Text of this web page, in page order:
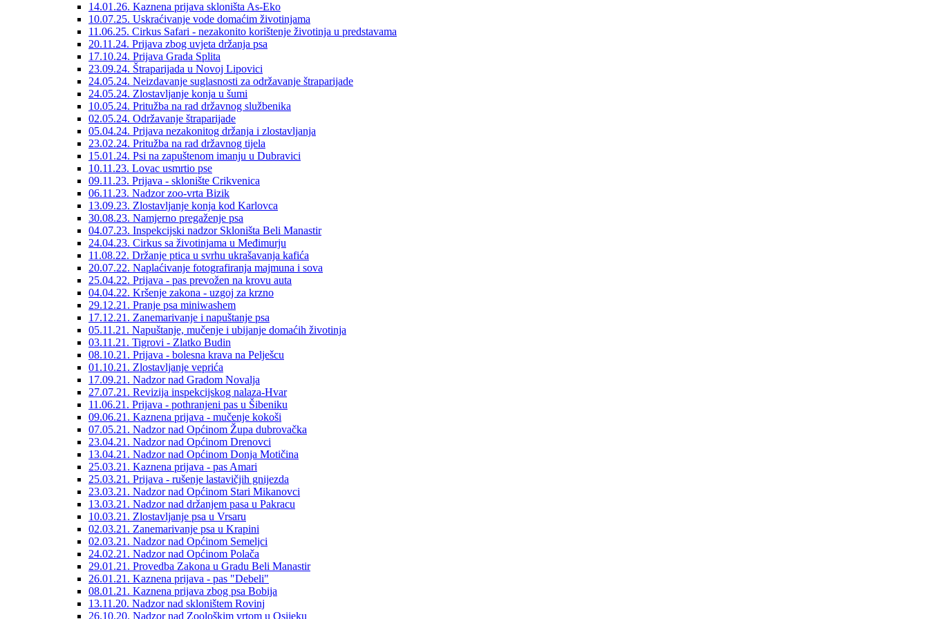
14.01.26. Kaznena prijava skloništa As-Eko
10.07.25. Uskraćivanje vode domaćim životinjama
11.06.25. Cirkus Safari - nezakonito korištenje životinja u predstavama
20.11.24. Prijava zbog uvjeta držanja psa
17.10.24. Prijava Grada Splita
23.09.24. Štraparijada u Novoj Lipovici
24.05.24. Neizdavanje suglasnosti za održavanje štraparijade
24.05.24. Zlostavljanje konja u šumi
10.05.24. Pritužba na rad državnog službenika
02.05.24. Održavanje štraparijade
05.04.24. Prijava nezakonitog držanja i zlostavljanja
23.02.24. Pritužba na rad državnog tijela
15.01.24. Psi na zapuštenom imanju u Dubravici
10.11.23. Lovac usmrtio pse
09.11.23. Prijava - sklonište Crikvenica
06.11.23. Nadzor zoo-vrta Bizik
13.09.23. Zlostavljanje konja kod Karlovca
30.08.23. Namjerno pregaženje psa
04.07.23. Inspekcijski nadzor Skloništa Beli Manastir
24.04.23. Cirkus sa životinjama u Međimurju
11.08.22. Držanje ptica u svrhu ukrašavanja kafića
20.07.22. Naplaćivanje fotografiranja majmuna i sova
25.04.22. Prijava - pas prevožen na krovu auta
04.04.22. Kršenje zakona - uzgoj za krzno
29.12.21. Pranje psa miniwashem
17.12.21. Zanemarivanje i napuštanje psa
05.11.21. Napuštanje, mučenje i ubijanje domaćih životinja
03.11.21. Tigrovi - Zlatko Budin
08.10.21. Prijava - bolesna krava na Pelješcu
01.10.21. Zlostavljanje veprića
17.09.21. Nadzor nad Gradom Novalja
27.07.21. Revizija inspekcijskog nalaza-Hvar
11.06.21. Prijava - pothranjeni pas u Šibeniku
09.06.21. Kaznena prijava - mučenje kokoši
07.05.21. Nadzor nad Općinom Župa dubrovačka
23.04.21. Nadzor nad Općinom Drenovci
13.04.21. Nadzor nad Općinom Donja Motičina
25.03.21. Kaznena prijava - pas Amari
25.03.21. Prijava - rušenje lastavičjih gnijezda
23.03.21. Nadzor nad Općinom Stari Mikanovci
13.03.21. Nadzor nad držanjem pasa u Pakracu
10.03.21. Zlostavljanje psa u Vrsaru
02.03.21. Zanemarivanje psa u Krapini
02.03.21. Nadzor nad Općinom Semeljci
24.02.21. Nadzor nad Općinom Polača
29.01.21. Provedba Zakona u Gradu Beli Manastir
26.01.21. Kaznena prijava - pas "Debeli"
08.01.21. Kaznena prijava zbog psa Bobija
13.11.20. Nadzor nad skloništem Rovinj
26.10.20. Nadzor nad Zoološkim vrtom u Osijeku